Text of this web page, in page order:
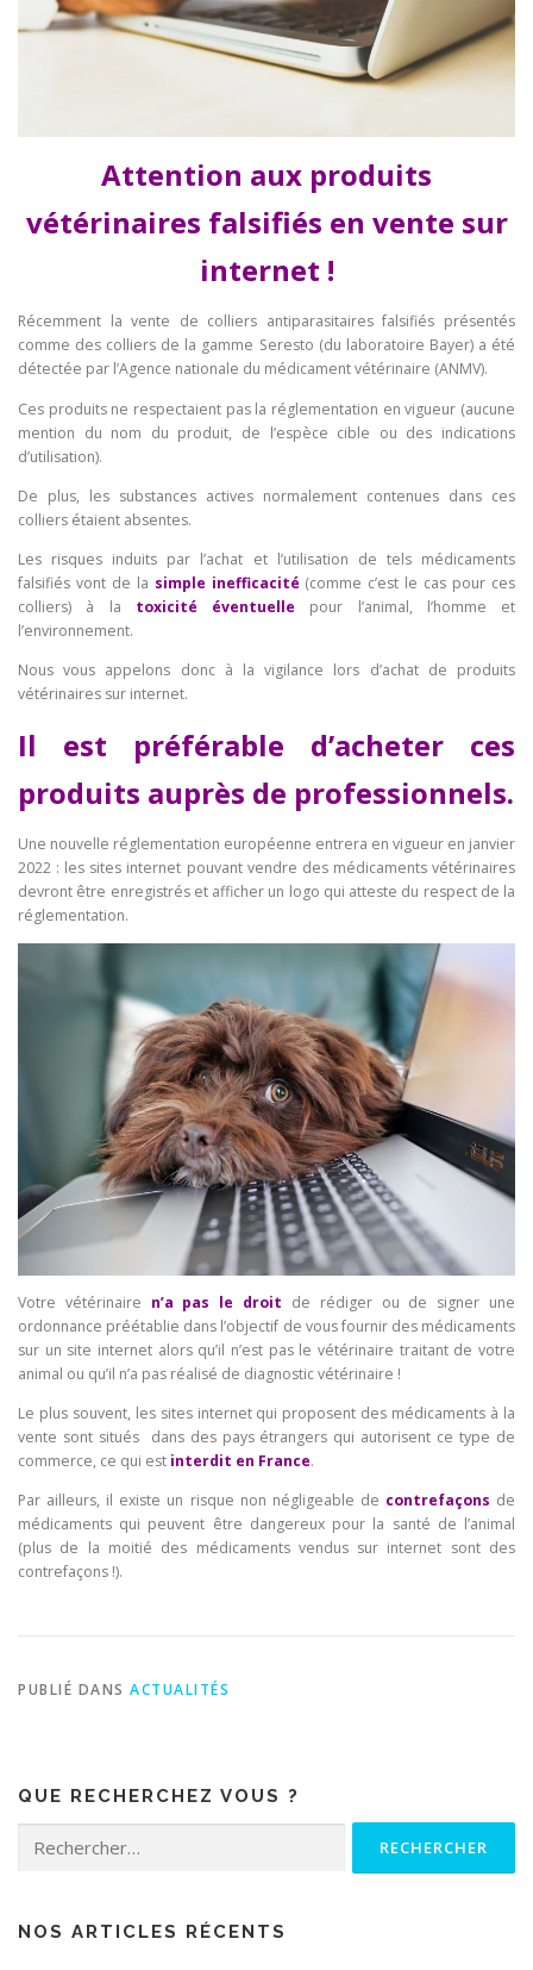
Attention aux produits
vétérinaires falsifiés en vente sur
internet !
Récemment la vente de colliers antiparasitaires falsifiés présentés
comme des colliers de la gamme Seresto (du laboratoire Bayer) a été
détectée par l’Agence nationale du médicament vétérinaire (ANMV).
Ces produits ne respectaient pas la réglementation en vigueur (aucune
mention du nom du produit, de l’espèce cible ou des indications
d’utilisation).
De plus, les substances actives normalement contenues dans ces
colliers étaient absentes.
Les risques induits par l’achat et l’utilisation de tels médicaments
falsifiés vont de la simple inefficacité (comme c’est le cas pour ces
colliers) à la toxicité éventuelle pour l’animal, l’homme et
l’environnement.
Nous vous appelons donc à la vigilance lors d’achat de produits
vétérinaires sur internet.
Il est préférable d’acheter ces
produits auprès de professionnels.
Une nouvelle réglementation européenne entrera en vigueur en janvier
2022 : les sites internet pouvant vendre des médicaments vétérinaires
devront être enregistrés et afficher un logo qui atteste du respect de la
réglementation.
Votre vétérinaire n’a pas le droit de rédiger ou de signer une
ordonnance préétablie dans l’objectif de vous fournir des médicaments
sur un site internet alors qu’il n’est pas le vétérinaire traitant de votre
animal ou qu’il n’a pas réalisé de diagnostic vétérinaire !
Le plus souvent, les sites internet qui proposent des médicaments à la
vente sont situés dans des pays étrangers qui autorisent ce type de
commerce, ce qui est interdit en France.
Par ailleurs, il existe un risque non négligeable de contrefaçons de
médicaments qui peuvent être dangereux pour la santé de l’animal
(plus de la moitié des médicaments vendus sur internet sont des
contrefaçons !).
PUBLIÉ DANS ACTUALITÉS
QUE RECHERCHEZ VOUS ?
NOS ARTICLES RÉCENTS